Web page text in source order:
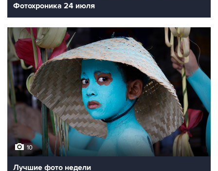
Фотохроника 24 июля
10
Лучшие фото недели